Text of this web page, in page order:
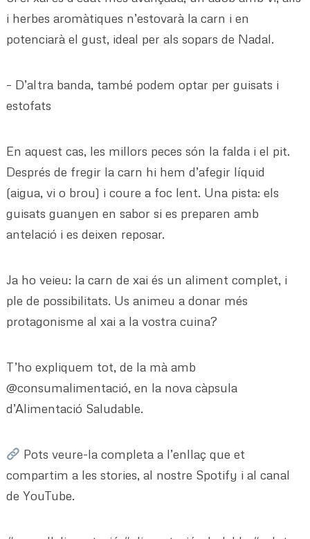
i herbes aromàtiques n’estovarà la carn i en
potenciarà el gust, ideal per als sopars de Nadal.
– D’altra banda, també podem optar per guisats i
estofats
En aquest cas, les millors peces són la falda i el pit.
Després de fregir la carn hi hem d’afegir líquid
(aigua, vi o brou) i coure a foc lent. Una pista: els
guisats guanyen en sabor si es preparen amb
antelació i es deixen reposar.
Ja ho veieu: la carn de xai és un aliment complet, i
ple de possibilitats. Us animeu a donar més
protagonisme al xai a la vostra cuina?
T’ho expliquem tot, de la mà amb
@consumalimentació, en la nova càpsula
d’Alimentació Saludable.
Pots veure-la completa a l’enllaç que et
compartim a les stories, al nostre Spotify i al canal
de YouTube.